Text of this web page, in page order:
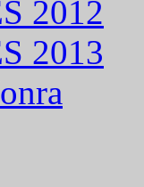
2012
2013